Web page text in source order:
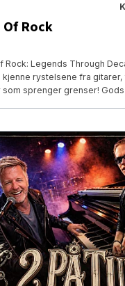
Of Rock
Rock: Legends Through
kjenne rystelsene fra
sprenger grenser! Gods